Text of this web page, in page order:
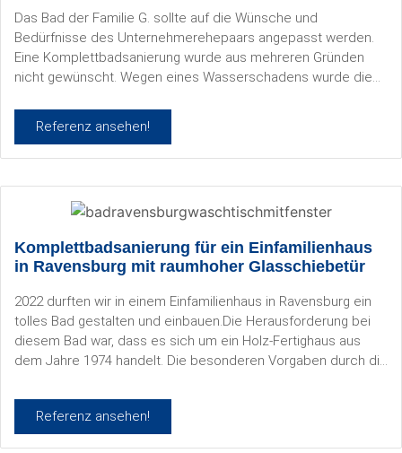
Das Bad der Familie G. sollte auf die Wünsche und
Bedürfnisse des Unternehmerehepaars angepasst werden.
Eine Komplettbadsanierung wurde aus mehreren Gründen
nicht gewünscht. Wegen eines Wasserschadens wurde die
Granitplatte unter der die beiden Waschbecken moniert
waren, sowie die Sauna, erhalten bleiben.
Referenz ansehen!
Komplettbadsanierung für ein Einfamilienhaus
in Ravensburg mit raumhoher Glasschiebetür
2022 durften wir in einem Einfamilienhaus in Ravensburg ein
tolles Bad gestalten und einbauen.Die Herausforderung bei
diesem Bad war, dass es sich um ein Holz-Fertighaus aus
dem Jahre 1974 handelt. Die besonderen Vorgaben durch die
barrierefreies Bad zu gestalten.
Referenz ansehen!